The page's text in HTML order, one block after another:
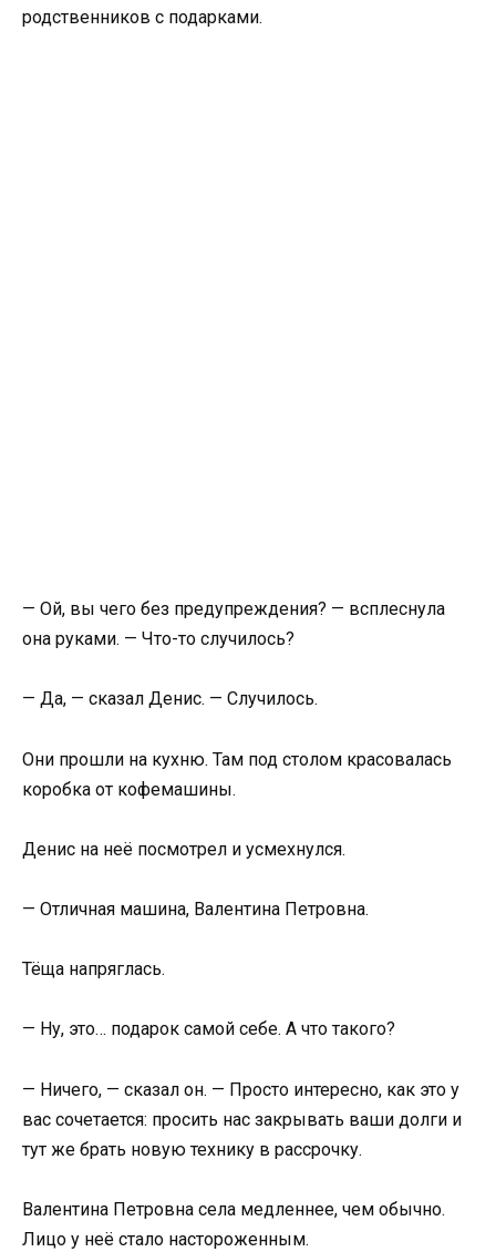
родственников с подарками.
— Ой, вы чего без предупреждения? — всплеснула
она руками. — Что-то случилось?
— Да, — сказал Денис. — Случилось.
Они прошли на кухню. Там под столом красовалась
коробка от кофемашины.
Денис на неё посмотрел и усмехнулся.
— Отличная машина, Валентина Петровна.
Тёща напряглась.
— Ну, это… подарок самой себе. А что такого?
— Ничего, — сказал он. — Просто интересно, как это у
вас сочетается: просить нас закрывать ваши долги и
тут же брать новую технику в рассрочку.
Валентина Петровна села медленнее, чем обычно.
Лицо у неё стало настороженным.